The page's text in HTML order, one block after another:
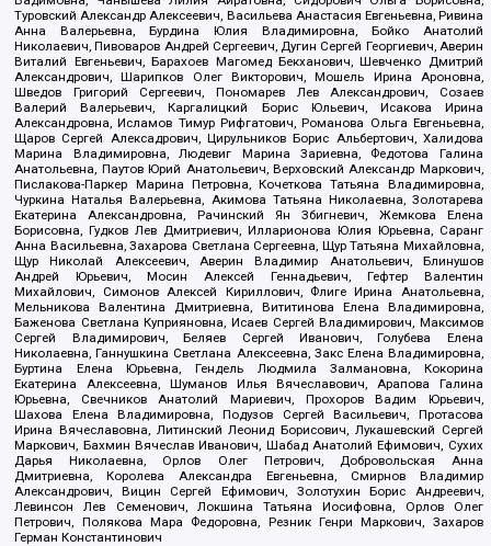
Туровский Александр Алексеевич, Васильева Анастасия Евгеньевна, Ривина
Анна Валерьевна, Бурдина Юлия Владимировна, Бойко Анатолий
Николаевич, Пивоваров Андрей Сергеевич, Дугин Сергей Георгиевич, Аверин
Виталий Евгеньевич, Барахоев Магомед Бекханович, Шевченко Дмитрий
Александрович, Шарипков Олег Викторович, Мошель Ирина Ароновна,
Шведов Григорий Сергеевич, Пономарев Лев Александрович, Созаев
Валерий Валерьевич, Каргалицкий Борис Юльевич, Исакова Ирина
Александровна, Исламов Тимур Рифгатович, Романова Ольга Евгеньевна,
Щаров Сергей Алексадрович, Цирульников Борис Альбертович, Халидова
Марина Владимировна, Людевиг Марина Зариевна, Федотова Галина
Анатольевна, Паутов Юрий Анатольевич, Верховский Александр Маркович,
Пислакова-Паркер Марина Петровна, Кочеткова Татьяна Владимировна,
Чуркина Наталья Валерьевна, Акимова Татьяна Николаевна, Золотарева
Екатерина Александровна, Рачинский Ян Збигневич, Жемкова Елена
Борисовна, Гудков Лев Дмитриевич, Илларионова Юлия Юрьевна, Саранг
Анна Васильевна, Захарова Светлана Сергеевна, Щур Татьяна Михайловна,
Щур Николай Алексеевич, Аверин Владимир Анатольевич, Блинушов
Андрей Юрьевич, Мосин Алексей Геннадьевич, Гефтер Валентин
Михайлович, Симонов Алексей Кириллович, Флиге Ирина Анатольевна,
Мельникова Валентина Дмитриевна, Вититинова Елена Владимировна,
Баженова Светлана Куприяновна, Исаев Сергей Владимирович, Максимов
Сергей Владимирович, Беляев Сергей Иванович, Голубева Елена
Николаевна, Ганнушкина Светлана Алексеевна, Закс Елена Владимировна,
Буртина Елена Юрьевна, Гендель Людмила Залмановна, Кокорина
Екатерина Алексеевна, Шуманов Илья Вячеславович, Арапова Галина
Юрьевна, Свечников Анатолий Мариевич, Прохоров Вадим Юрьевич,
Шахова Елена Владимировна, Подузов Сергей Васильевич, Протасова
Ирина Вячеславовна, Литинский Леонид Борисович, Лукашевский Сергей
Маркович, Бахмин Вячеслав Иванович, Шабад Анатолий Ефимович, Сухих
Дарья Николаевна, Орлов Олег Петрович, Добровольская Анна
Дмитриевна, Королева Александра Евгеньевна, Смирнов Владимир
Александрович, Вицин Сергей Ефимович, Золотухин Борис Андреевич,
Левинсон Лев Семенович, Локшина Татьяна Иосифовна, Орлов Олег
Петрович, Полякова Мара Федоровна, Резник Генри Маркович, Захаров
Герман Константинович